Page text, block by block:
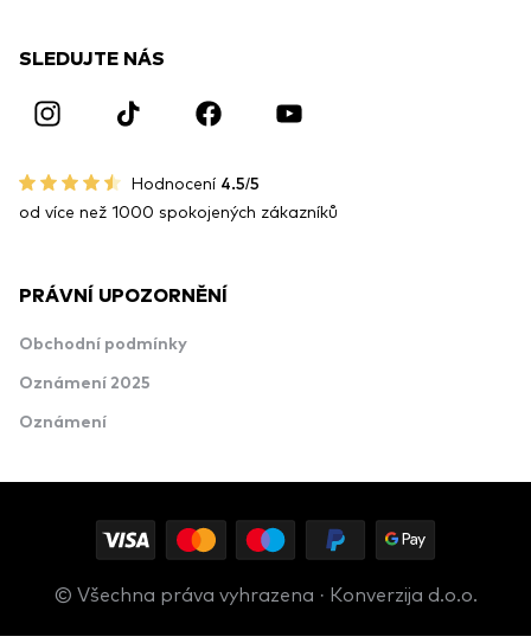
SLEDUJTE NÁS
Hodnocení 4.5/5
od více než 1000 spokojených zákazníků
PRÁVNÍ UPOZORNĚNÍ
Obchodní podmínky
Oznámení 2025
Oznámení
© Všechna práva vyhrazena · Konverzija d.o.o.